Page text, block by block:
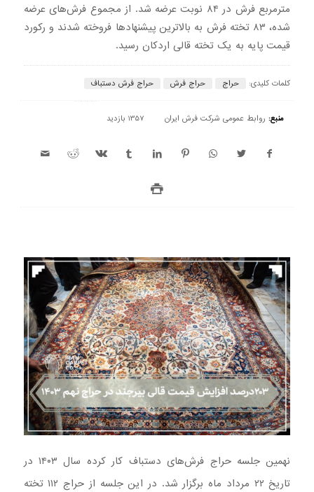
مترمربع فرش در ۸۴ نوبت عرضه شد. از مجموع فرش‌های عرضه
شده، ۸۳ تخته فرش به بالاترین پیشنهادها فروخته شدند و رکورد
قیمت پایه به یک تخته قالی اردکان رسید.
کلمات کلیدی: حراج حراج فرش حراج فرش دستباف
منبع: روابط عمومی شرکت فرش ایران 1357 بازدید
نهمین جلسه حراج فرش‌های دستباف کار کرده سال ۱۴۰۳ در
تاریخ ۲۲ مرداد ماه برگزار شد. در این جلسه از حراج ۱۱۲ تخته